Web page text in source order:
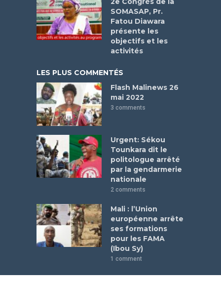
SOMASAP, Pr.
Fatou Diawara
présente les
objectifs et les
activités
LES PLUS COMMENTÉS
Flash Malinews 26
mai 2022
3 comments
Urgent: Sékou
Tounkara dit le
politologue arrêté
par la gendarmerie
nationale
2 comments
Mali : l’Union
européenne arrête
ses formations
pour les FAMA
(Ibou Sy)
1 comment